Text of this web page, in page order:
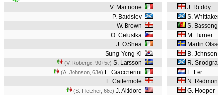
V. Mannone
P. Bardsley
W. Brown
O. Celustka
J. O'Shea
Sung-Yong Ki
(V. Roberge, 90+5e) S. Larsson
(A. Johnson, 63e) E. Giaccherini
L. Cattermole
(S. Fletcher, 68e) J. Altidore
J. Ruddy
S.
S. Bassong
M. Turner
Martin
B. Johnson
R.
L. Fer
N.
G. Hooper